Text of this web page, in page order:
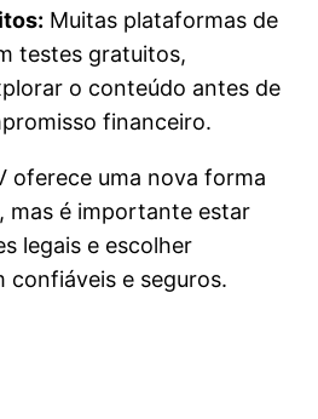
Muitas plataformas de
testes gratuitos,
o conteúdo antes de
financeiro.
oferece uma nova forma
mas é importante estar
legais e escolher
confiáveis e seguros.